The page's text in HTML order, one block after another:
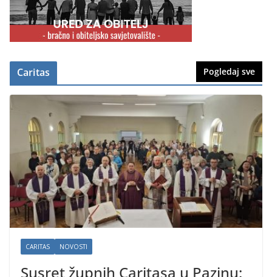
Caritas Pogledaj sve
CARITAS NOVOSTI
Susret župnih Caritasa u Pazinu: